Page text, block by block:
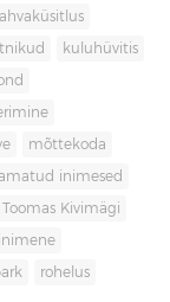
kuluhüvitis
mõttekoda
inimesed
Toomas Kivimägi
inimene
rohelus